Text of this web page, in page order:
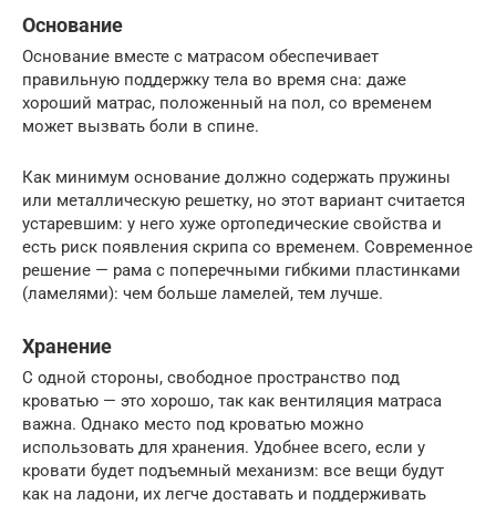
Основание
Основание вместе с матрасом обеспечивает
правильную поддержку тела во время сна: даже
хороший матрас, положенный на пол, со временем
может вызвать боли в спине.
Как минимум основание должно содержать пружины
или металлическую решетку, но этот вариант считается
устаревшим: у него хуже ортопедические свойства и
есть риск появления скрипа со временем. Современное
решение — рама с поперечными гибкими пластинками
(ламелями): чем больше ламелей, тем лучше.
Хранение
С одной стороны, свободное пространство под
кроватью — это хорошо, так как вентиляция матраса
важна. Однако место под кроватью можно
использовать для хранения. Удобнее всего, если у
кровати будет подъемный механизм: все вещи будут
как на ладони, их легче доставать и поддерживать